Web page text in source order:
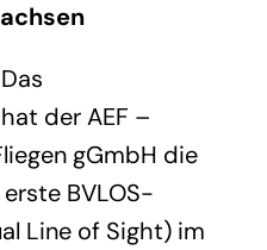
der AEF –
gGmbH die
BVLOS-
Line of Sight) im